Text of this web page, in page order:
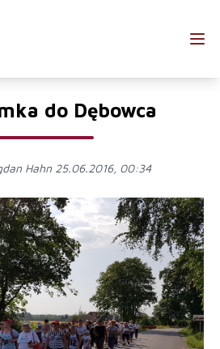
do Dębowca
Hahn 25.06.2016, 00:34